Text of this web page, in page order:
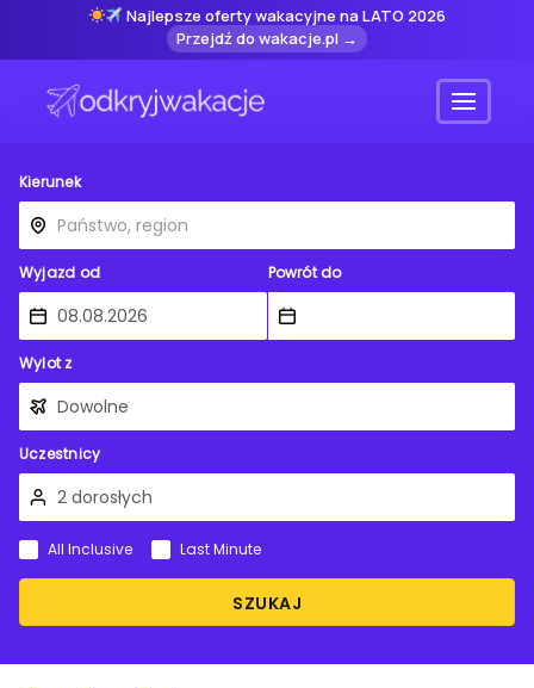
Najlepsze oferty wakacyjne na LATO 2026
Przejdź do wakacje.pl →
Menu
Kierunek
Wyjazd od Powrót do
Wylot z
Uczestnicy
SZUKAJ
All Inclusive Last Minute